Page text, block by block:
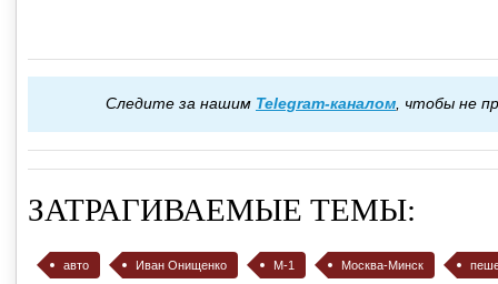
Следите за нашим Telegram-каналом , чтобы не
ЗАТРАГИВАЕМЫЕ ТЕМЫ:
авто Иван Онищенко М-1 Москва-Минск